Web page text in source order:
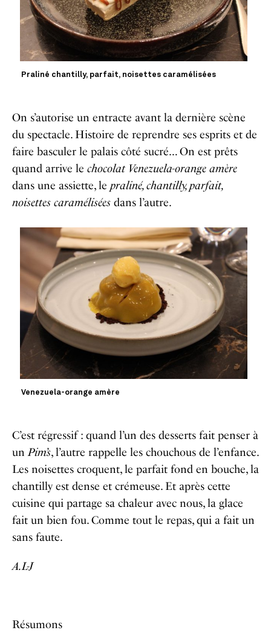
Praliné chantilly, parfait, noisettes caramélisées
On s’autorise un entracte avant la dernière scène
du spectacle. Histoire de reprendre ses esprits et de
faire basculer le palais côté sucré… On est prêts
quand arrive le chocolat Venezuela-orange amère
dans une assiette, le praliné, chantilly, parfait,
noisettes caramélisées dans l’autre.
Venezuela-orange amère
C’est régressif : quand l’un des desserts fait penser à
unPim’s, l’autre rappelle les chouchous de l’enfance.
Les noisettes croquent, le parfait fond en bouche, la
chantilly est dense et crémeuse. Et après cette
cuisine qui partage sa chaleur avec nous, la glace
fait un bien fou. Comme tout le repas, qui a fait un
sans faute.
A.L-J
Résumons